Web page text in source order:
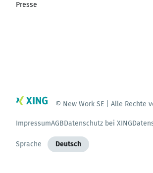
Presse
© New Work SE | Alle Rechte
ImpressumAGBDatenschutz bei XING
Sprache Deutsch